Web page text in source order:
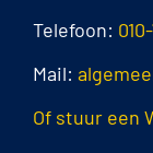
Telefoon:
Mail:
Of stuur een